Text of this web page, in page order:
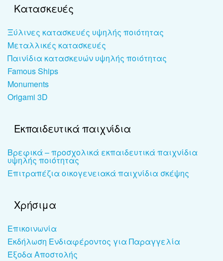
Κατασκευές
Ξύλινες κατασκευές υψηλής ποιότητας
Μεταλλικές κατασκευές
Παινίδια κατασκευών υψηλής ποιότητας
Famous Ships
Monuments
Origami 3D
Εκπαιδευτικά παιχνίδια
Βρεφικά – προσχολικά εκπαιδευτικά παιχνίδια
υψηλής ποιότητας
Επιτραπέζια οικογενειακά παιχνίδια σκέψης
Χρήσιμα
Επικοινωνία
Εκδήλωση Ενδιαφέροντος για Παραγγελία
Έξοδα Αποστολής